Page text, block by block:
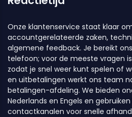
Onze klantenservice staat klaar
accountgerelateerde zaken,
algemene feedback. Je bereikt
telefoon; voor de meeste vragen
zodat je snel weer kunt spelen of
en uitbetalingen werkt ons team
betalingen-afdeling. We bieden
Nederlands en Engels en
contactkanalen voor snelle